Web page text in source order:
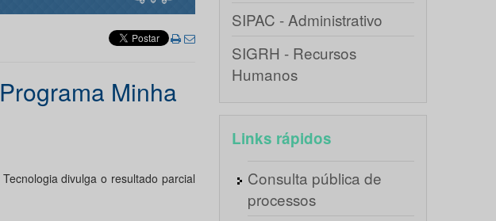
Minha
divulga o resultado parcial
SIPAC - Administrativo
SIGRH - Recursos
Humanos
Links rápidos
Consulta pública de
processos